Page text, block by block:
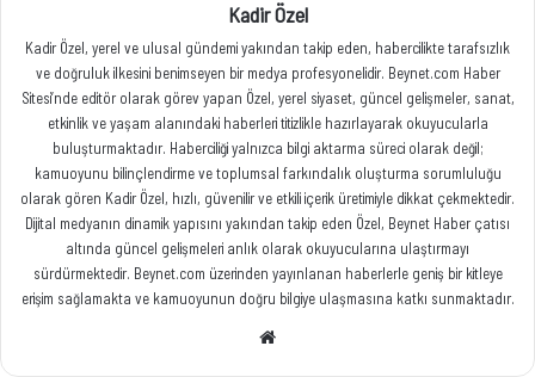
Kadir Özel
Kadir Özel, yerel ve ulusal gündemi yakından takip eden, habercilikte tarafsızlık
ve doğruluk ilkesini benimseyen bir medya profesyonelidir. Beynet.com Haber
Sitesi’nde editör olarak görev yapan Özel, yerel siyaset, güncel gelişmeler, sanat,
etkinlik ve yaşam alanındaki haberleri titizlikle hazırlayarak okuyucularla
buluşturmaktadır. Haberciliği yalnızca bilgi aktarma süreci olarak değil;
kamuoyunu bilinçlendirme ve toplumsal farkındalık oluşturma sorumluluğu
olarak gören Kadir Özel, hızlı, güvenilir ve etkili içerik üretimiyle dikkat çekmektedir.
Dijital medyanın dinamik yapısını yakından takip eden Özel, Beynet Haber çatısı
altında güncel gelişmeleri anlık olarak okuyucularına ulaştırmayı
sürdürmektedir. Beynet.com üzerinden yayınlanan haberlerle geniş bir kitleye
erişim sağlamakta ve kamuoyunun doğru bilgiye ulaşmasına katkı sunmaktadır.